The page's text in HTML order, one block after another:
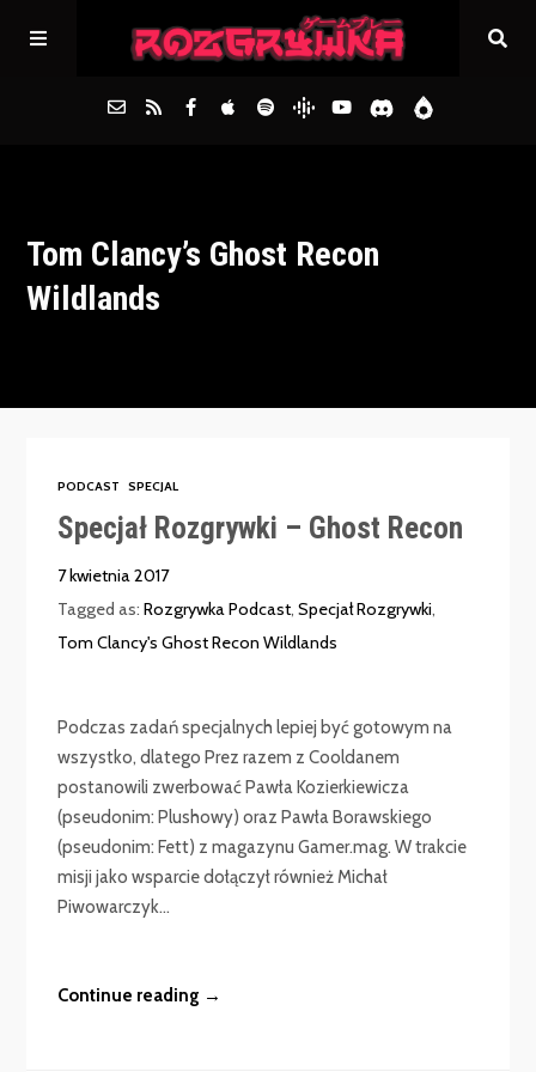
Archiwum
Kontakt
Tom Clancy’s Ghost Recon
Wildlands
PODCAST SPECJAL
Specjał Rozgrywki – Ghost Recon
7 kwietnia 2017
Tagged as:Rozgrywka Podcast,Specjał Rozgrywki,
Tom Clancy's Ghost Recon Wildlands
Podczas zadań specjalnych lepiej być gotowym na
wszystko, dlatego Prez razem z Cooldanem
postanowili zwerbować Pawła Kozierkiewicza
(pseudonim: Plushowy) oraz Pawła Borawskiego
(pseudonim: Fett) z magazynu Gamer.mag. W trakcie
misji jako wsparcie dołączył również Michał
Piwowarczyk...
Continue reading →